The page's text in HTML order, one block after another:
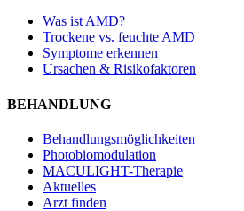
Was ist AMD?
Trockene vs. feuchte AMD
Symptome erkennen
Ursachen & Risikofaktoren
BEHANDLUNG
Behandlungsmöglichkeiten
Photobiomodulation
MACULIGHT-Therapie
Aktuelles
Arzt finden